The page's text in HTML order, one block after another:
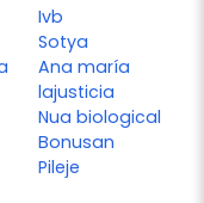
Ivb
Sotya
Ana maría
lajusticia
Nua biological
Bonusan
Pileje